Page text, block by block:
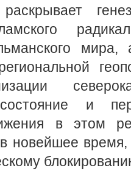
раскрывает
и
в этом
новейшее время,